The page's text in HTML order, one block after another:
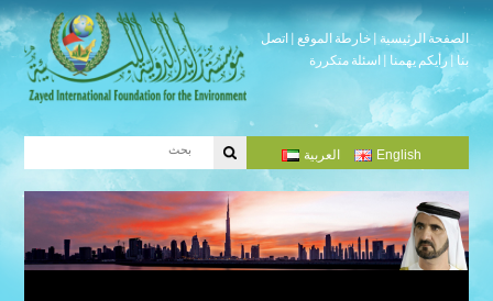
الصفحة الرئيسية |خارطة الموقع |اتصل
بنا |رأيكم يهمنا |اسئلة متكررة
العربية English